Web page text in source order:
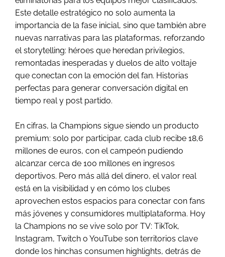
Este detalle estratégico no solo aumenta la
importancia de la fase inicial, sino que también abre
nuevas narrativas para las plataformas, reforzando
el storytelling: héroes que heredan privilegios,
remontadas inesperadas y duelos de alto voltaje
que conectan con la emoción del fan. Historias
perfectas para generar conversación digital en
tiempo real y post partido.
En cifras, la Champions sigue siendo un producto
premium: solo por participar, cada club recibe 18,6
millones de euros, con el campeón pudiendo
alcanzar cerca de 100 millones en ingresos
deportivos. Pero más allá del dinero, el valor real
está en la visibilidad y en cómo los clubes
aprovechen estos espacios para conectar con fans
más jóvenes y consumidores multiplataforma. Hoy
la Champions no se vive solo por TV: TikTok,
Instagram, Twitch o YouTube son territorios clave
donde los hinchas consumen highlights, detrás de